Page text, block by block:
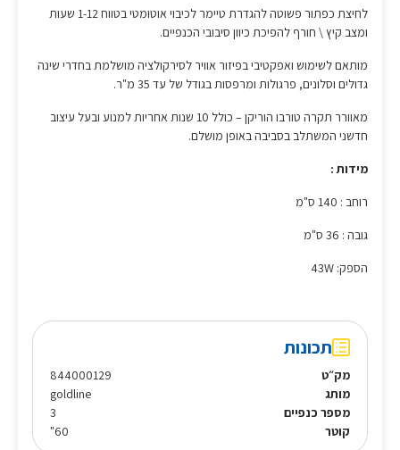
לחיצת כפתור פשוטה להגדרת טיימר לכיבוי אוטומטי בטווח 1-12 שעות
ומצב קיץ \ חורף להפיכת כיוון סיבובי הכנפיים.
מותאם לשימוש ואפקטיבי בפיזור אוויר לסירקולציה מושלמת בחדרי שינה
גדולים וסלונים, פרגולות ומרפסות בגודל של עד 35 מ"ר.
מאוורר תקרה טורבו הוריקן – כולל 10 שנות אחריות למנוע ובעל עיצוב
חדשני המשתלב בסביבה באופן מושלם.
מידות :
רוחב : 140 ס"מ
גובה : 36 ס"מ
הספק: 43W
תכונות
מק״ט
844000129
מותג
goldline
מספר כנפיים
3
קוטר
60"